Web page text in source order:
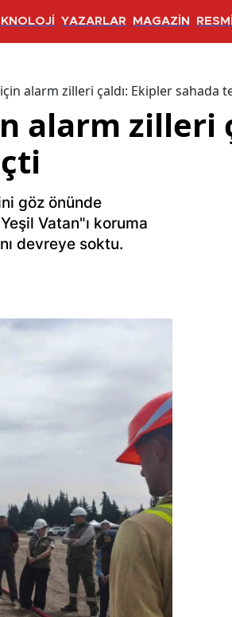
YAZARLAR MAGAZİN
alarm zilleri çaldı: Ekipler sahada
alarm zilleri
göz önünde
Vatan"ı koruma
devreye soktu.